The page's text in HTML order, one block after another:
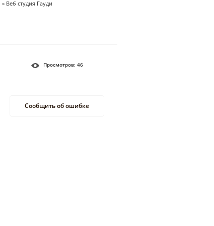
» Веб студия Гауди
Просмотров: 46
Сообщить об ошибке